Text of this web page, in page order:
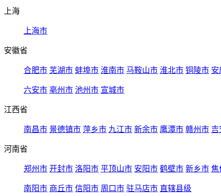
上海
上海市
安徽省
合肥市 芜湖市 蚌埠市 淮南市 马鞍山市 淮北市 铜陵市 安
六安市 亳州市 池州市 宣城市
江西省
南昌市 景德镇市 萍乡市 九江市 新余市 鹰潭市 赣州市 吉
河南省
郑州市 开封市 洛阳市 平顶山市 安阳市 鹤壁市 新乡市 焦
南阳市 商丘市 信阳市 周口市 驻马店市 直辖县级